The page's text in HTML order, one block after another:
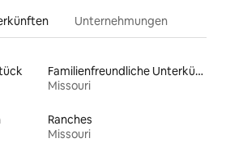
Unternehmungen
Familienfreundliche Unterkünfte
Missouri
Ranches
Missouri